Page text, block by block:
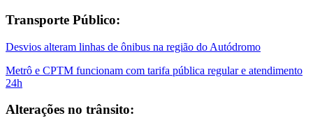
Transporte Público:
Desvios alteram linhas de ônibus na região do Autódromo
Metrô e CPTM funcionam com tarifa pública regular e atendimento
24h
Alterações no trânsito: